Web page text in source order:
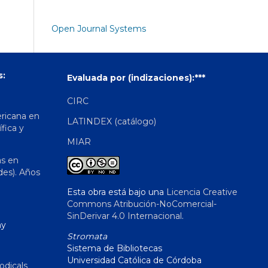
Open Journal Systems
en
y
en
Años
Evaluada por (indizaciones):***
CIRC
LATINDEX (catálogo)
MIAR
Esta obra está bajo una Licencia Creative
Commons Atribución-NoComercial-
SinDerivar 4.0 Internacional.
Stromata
Sistema de Bibliotecas
Universidad Católica de Córdoba